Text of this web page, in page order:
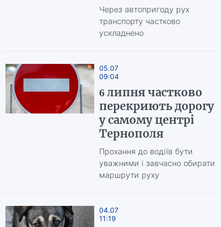
Через автопригоду рух
транспорту частково
ускладнено
05.07
09:04
6 липня частково
перекриють дорогу
у самому центрі
Тернополя
Прохання до водіїв бути
уважними і завчасно обирати
маршрути руху
04.07
11:19